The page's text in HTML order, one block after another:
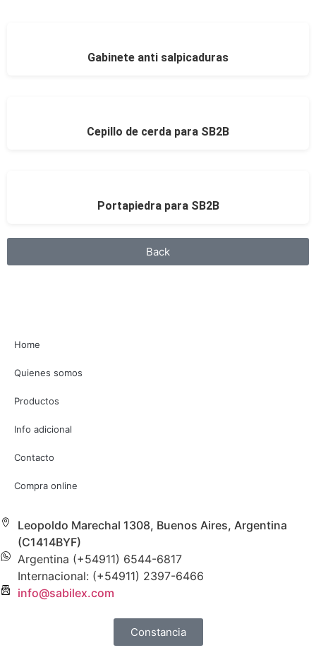
Gabinete anti salpicaduras
Cepillo de cerda para SB2B
Portapiedra para SB2B
Back
Home
Quienes somos
Productos
Info adicional
Contacto
Compra online
Leopoldo Marechal 1308, Buenos Aires, Argentina
(C1414BYF)
Argentina (+54911) 6544-6817
Internacional: (+54911) 2397-6466
info@sabilex.com
Constancia